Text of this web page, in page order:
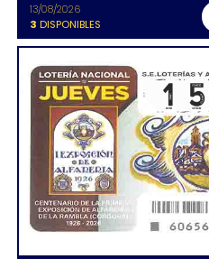
13/08/2026
3 DISPONIBLES